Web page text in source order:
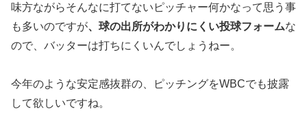
味方ながらそんなに打てないピッチャー何かなって思う事
も多いのですが、球の出所がわかりにくい投球フォームな
ので、バッターは打ちにくいんでしょうねー。
今年のような安定感抜群の、ピッチングをWBCでも披露
して欲しいですね。